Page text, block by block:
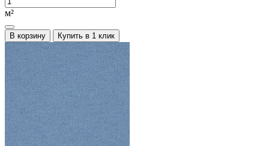
м²
В корзину Купить в 1 клик